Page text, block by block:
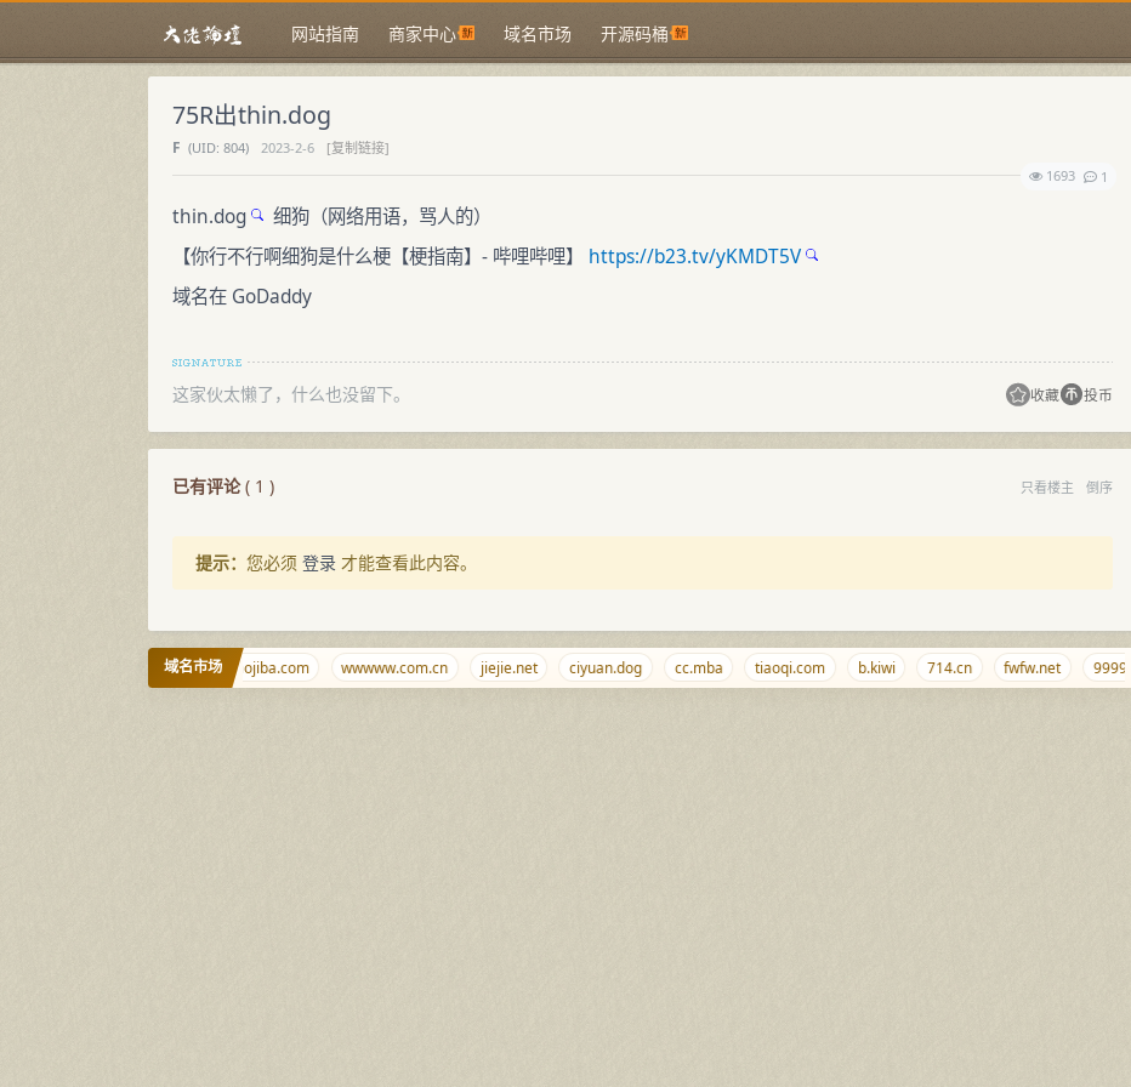
网站指南 商家中心 域名市场 开源码桶
75R出thin.dog
F (UID: 804) 2023-2-6
[复制链接]
1693
1
thin.dog
细狗（网络用语，骂人的）
【你行不行啊细狗是什么梗【梗指南】- 哔哩哔哩】 https://b23.tv/yKMDT5V
域名在 GoDaddy
这家伙太懒了，什么也没留下。 收藏 投币
已有评论( 1 ) 只看楼主 倒序
提示： 您必须 登录 才能查看此内容。
域名市场
v.dog xiaojiba.com wwwww.com.cn jiejie.net ciyuan.dog cc.mba tiaoqi.com b.kiwi 714.cn fwfw.net 9999.info